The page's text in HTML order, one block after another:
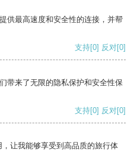
供最高速度和安全性的连接，并帮
支持[0] 反对[0]
带来了无限的隐私保护和安全性保
支持[0] 反对[0]
让我能够享受到高品质的旅行体